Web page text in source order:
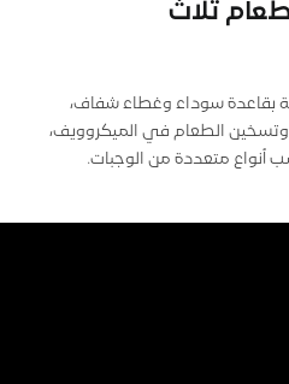
ﺛﻼث
بقاعدة سوداء وغطاء شفاف،
الطعام في الميكروويف،
أنواع متعددة من الوجبات.